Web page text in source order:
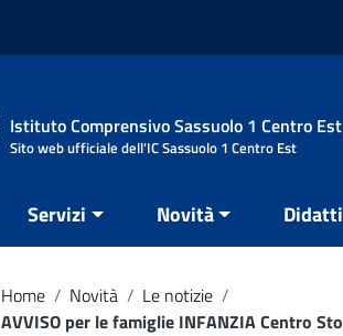
Istituto Comprensivo Sassuolo 1 Centro Est
Sito web ufficiale dell'IC Sassuolo 1 Centro Est
Servizi Novità
Home / Novità / Le notizie /
AVVISO per le famiglie INFANZIA Centro